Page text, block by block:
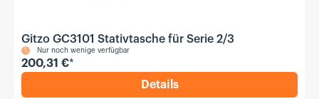
Gitzo GC3101 Stativtasche für Serie 2/3
Nur noch wenige verfügbar
200,31 €*
Details
,Gitzo GC3101 Stativtasche